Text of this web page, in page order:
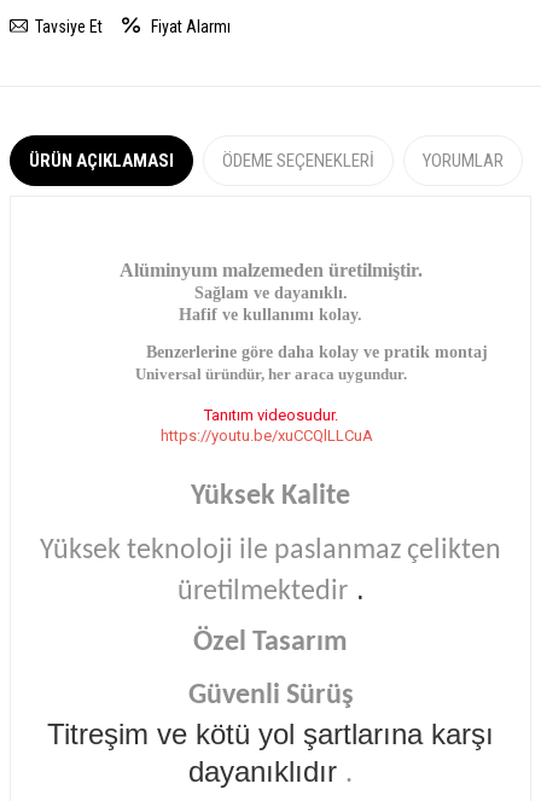
Tavsiye Et Fiyat Alarmı
ÜRÜN AÇIKLAMASI ÖDEME SEÇENEKLERI YORUMLAR
Alüminyum malzemeden üretilmiştir.
Sağlam ve dayanıklı.
Hafif ve kullanımı kolay.
Benzerlerine göre daha kolay ve pratik montaj
Universal üründür, her araca uygundur.
Tanıtım videosudur.
https://youtu.be/xuCCQlLLCuA
Yüksek Kalite
Yüksek teknoloji ile paslanmaz çelikten
üretilmektedir .
Özel Tasarım
Güvenli Sürüş
Titreşim ve kötü yol şartlarına karşı
dayanıklıdır .